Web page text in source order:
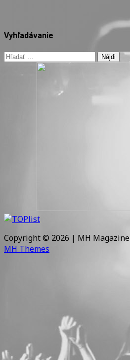
Vyhľadávanie
Hľadať:
Copyright © 2026 | MH
MH Themes